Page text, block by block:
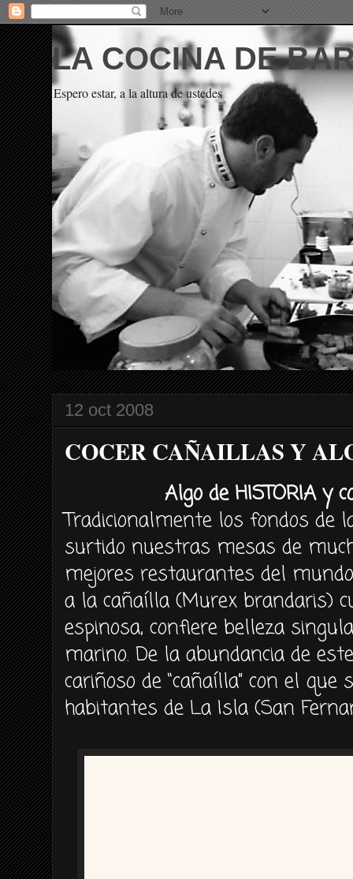
LA COCINA DE
Espero estar, a la altura de ustedes
12 oct 2008
COCER CAÑAILLAS Y
Algo de HISTORIA y
Tradicionalmente los fondos de
surtido nuestras mesas de
mejores restaurantes del
a la cañaílla (Murex brandaris)
espinosa, confiere belleza
marino. De la abundancia de
cariñoso de “cañaílla” con el que
habitantes de La Isla (San